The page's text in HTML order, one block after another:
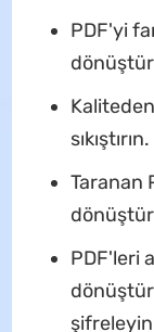
PDF'yi
sıkıştırın.
Taranan
PDF'leri